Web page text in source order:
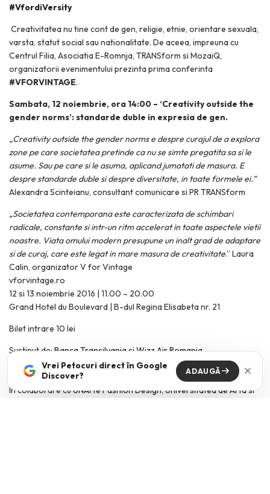
#VfordiVersity
Creativitatea nu tine cont de gen, religie, etnie, orientare sexuala,
varsta, statut social sau nationalitate. De aceea, impreuna cu
Centrul Filia, Asociatia E-Romnja, TRANSform si MozaiQ,
organizatorii evenimentului prezinta prima conferinta
#VFORVINTAGE.
Sambata, 12 noiembrie, ora 14:00 – ‘Creativity outside the
gender norms’: standarde duble in expresia de gen.
„Creativity outside the gender norms e despre curajul de a explora
zone pe care societatea pretinde ca nu se simte pregatita sa si le
asume. Sau pe care si le asuma, aplicand jumatati de masura. E
despre standarde duble si despre diversitate, in toate formele ei.”
Alexandra Scinteianu, consultant comunicare si PR TRANSform
„Societatea contemporana este caracterizata de schimbari
radicale, constante si intr-un ritm accelerat in toate aspectele vietii
noastre. Viata omului modern presupune un inalt grad de adaptare
si de curaj, care este legat in mare masura de creativitate.” Laura
Calin, organizator V for Vintage
vforvintage.ro
12 si 13 noiembrie 2016 | 11.00 – 20.00
Grand Hotel du Boulevard | B-dul Regina Elisabeta nr. 21
Bilet intrare 10 lei
Sustinut de:Banca TransilvaniasiWizz Air Romania
Auzit la:
RADIO GUERRILLA
Povestit pe:Beau Monde Marie Claire RomaniasiSapte Seri
In colaborare cuUNArte Fashion Design,Universitatea de Arta si
Vrei Petocuri direct în Google
Discover?
ADAUGĂ